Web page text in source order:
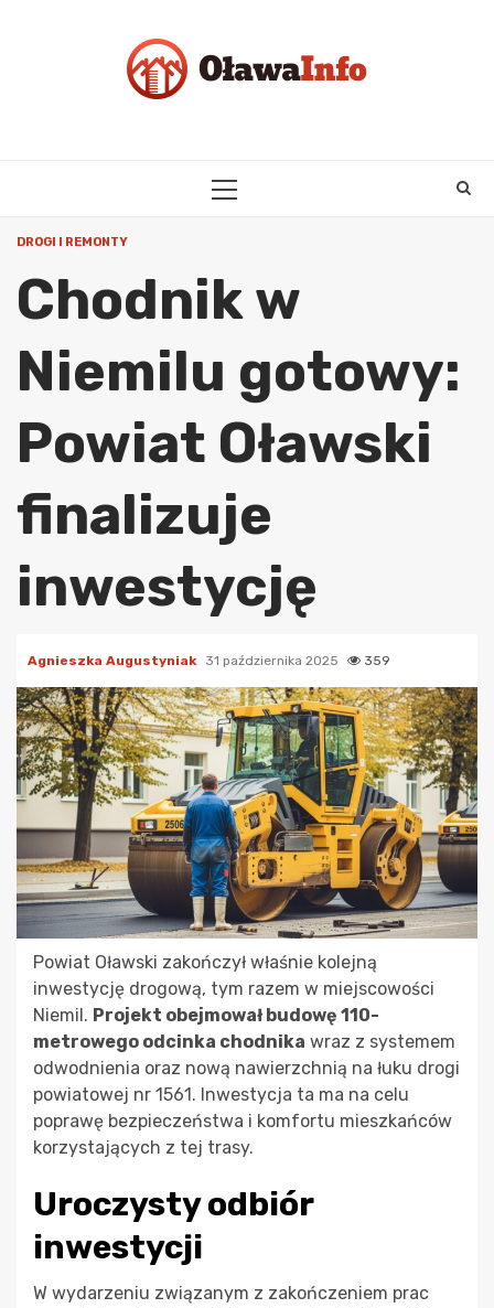
PRIMARY
DROGI I REMONTY
Chodnik w
Niemilu gotowy:
Powiat Oławski
finalizuje
inwestycję
Agnieszka Augustyniak 31 października 2025 359
Powiat Oławski zakończył właśnie kolejną
inwestycję drogową, tym razem w miejscowości
Niemil. Projekt obejmował budowę 110-
metrowego odcinka chodnika wraz z systemem
odwodnienia oraz nową nawierzchnią na łuku drogi
powiatowej nr 1561. Inwestycja ta ma na celu
poprawę bezpieczeństwa i komfortu mieszkańców
korzystających z tej trasy.
Uroczysty odbiór
inwestycji
W wydarzeniu związanym z zakończeniem prac